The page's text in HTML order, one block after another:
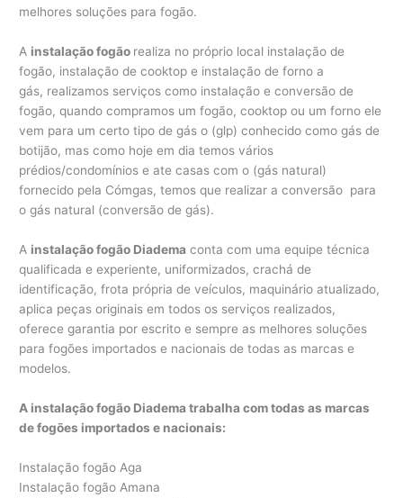
melhores soluções para fogão.
A instalação fogão realiza no próprio local instalação de
fogão, instalação de cooktop e instalação de forno a
gás, realizamos serviços como instalação e conversão de
fogão, quando compramos um fogão, cooktop ou um forno ele
vem para um certo tipo de gás o (glp) conhecido como gás de
botijão, mas como hoje em dia temos vários
prédios/condomínios e ate casas com o (gás natural)
fornecido pela Cómgas, temos que realizar a conversão para
o gás natural (conversão de gás).
A instalação fogão Diadema conta com uma equipe técnica
qualificada e experiente, uniformizados, crachá de
identificação, frota própria de veículos, maquinário atualizado,
aplica peças originais em todos os serviços realizados,
oferece garantia por escrito e sempre as melhores soluções
para fogões importados e nacionais de todas as marcas e
modelos.
A instalação fogão Diadema trabalha com todas as marcas
de fogões importados e nacionais:
Instalação fogão Aga
Instalação fogão Amana